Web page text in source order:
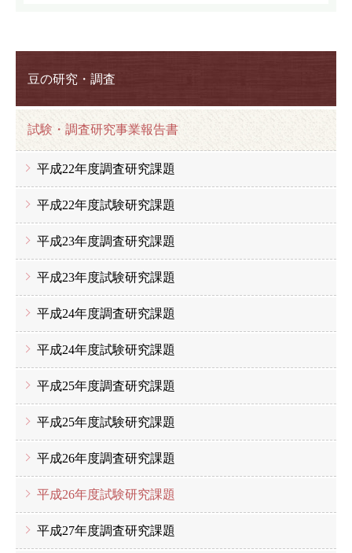
豆の研究・調査
試験・調査研究事業報告書
平成22年度調査研究課題
平成22年度試験研究課題
平成23年度調査研究課題
平成23年度試験研究課題
平成24年度調査研究課題
平成24年度試験研究課題
平成25年度調査研究課題
平成25年度試験研究課題
平成26年度調査研究課題
平成26年度試験研究課題
平成27年度調査研究課題